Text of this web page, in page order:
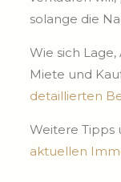
solange die
Wie sich
Miete und
detaillierten
Weitere Tipps
aktuellen